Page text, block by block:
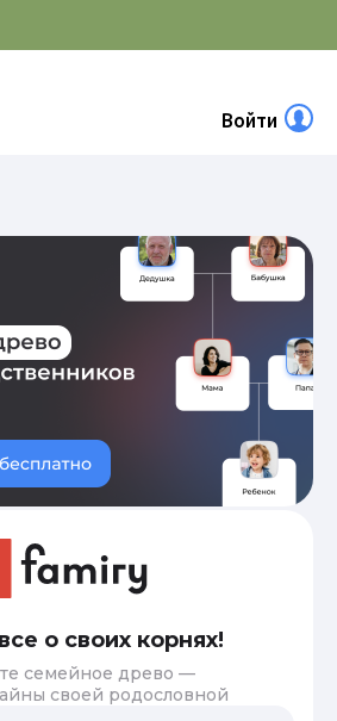
Войти
о своих корнях!
семейное древо —
своей родословной